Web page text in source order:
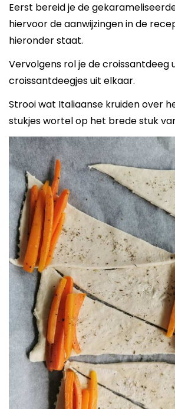
Eerst bereid je de
hiervoor de aanwijzingen in de
hieronder staat.
Vervolgens rol je de croissantdeeg
croissantdeegjes uit elkaar.
Strooi wat Italiaanse kruiden over
stukjes wortel op het brede stuk